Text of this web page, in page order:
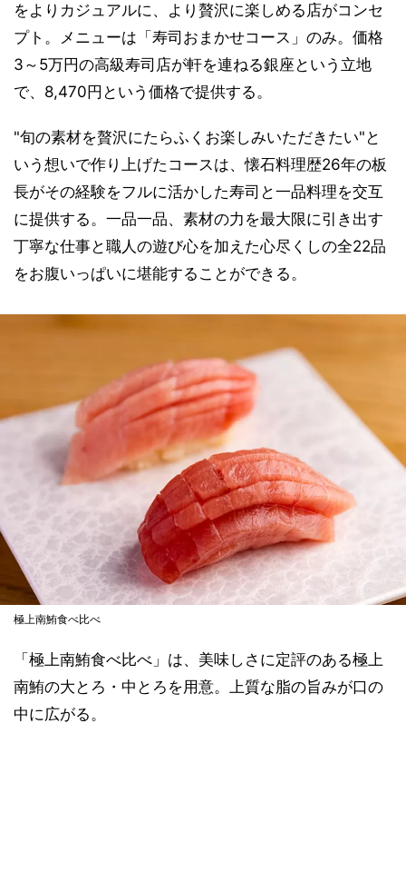
をよりカジュアルに、より贅沢に楽しめる店がコンセ
プト。メニューは「寿司おまかせコース」のみ。価格
3～5万円の高級寿司店が軒を連ねる銀座という立地
で、8,470円という価格で提供する。
"旬の素材を贅沢にたらふくお楽しみいただきたい"と
いう想いで作り上げたコースは、懐石料理歴26年の板
長がその経験をフルに活かした寿司と一品料理を交互
に提供する。一品一品、素材の力を最大限に引き出す
丁寧な仕事と職人の遊び心を加えた心尽くしの全22品
をお腹いっぱいに堪能することができる。
極上南鮪食べ比べ
「極上南鮪食べ比べ」は、美味しさに定評のある極上
南鮪の大とろ・中とろを用意。上質な脂の旨みが口の
中に広がる。